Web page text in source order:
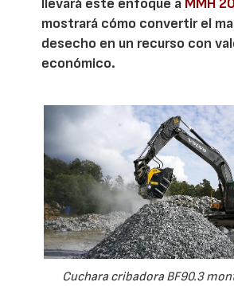
llevará este enfoque a MMH
mostrará cómo convertir el
desecho en un recurso con
económico.
Cuchara cribadora BF90.3